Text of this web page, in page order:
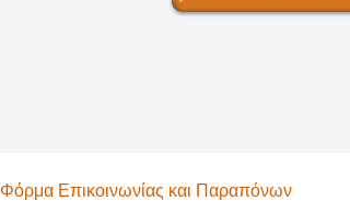
Φόρμα Επικοινωνίας και Παραπόνων